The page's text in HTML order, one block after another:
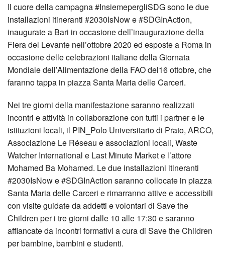
Il cuore della campagna #InsiemepergliSDG sono le due
installazioni itineranti #2030IsNow e #SDGInAction,
inaugurate a Bari in occasione dell’inaugurazione della
Fiera del Levante nell’ottobre 2020 ed esposte a Roma in
occasione delle celebrazioni italiane della Giornata
Mondiale dell’Alimentazione della FAO del16 ottobre, che
faranno tappa in piazza Santa Maria delle Carceri.
Nei tre giorni della manifestazione saranno realizzati
incontri e attività in collaborazione con tutti i partner e le
istituzioni locali, il PIN_Polo Universitario di Prato, ARCO,
Associazione Le Réseau e associazioni locali, Waste
Watcher International e Last Minute Market e l’attore
Mohamed Ba Mohamed. Le due installazioni itineranti
#2030IsNow e #SDGInAction saranno collocate in piazza
Santa Maria delle Carceri e rimarranno attive e accessibili
con visite guidate da addetti e volontari di Save the
Children per i tre giorni dalle 10 alle 17:30 e saranno
affiancate da incontri formativi a cura di Save the Children
per bambine, bambini e studenti.